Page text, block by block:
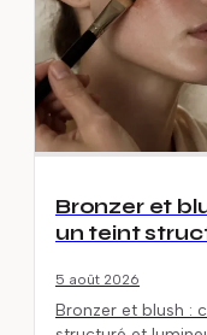
Bronzer et
un teint
5 août 2026
Bronzer et blush :